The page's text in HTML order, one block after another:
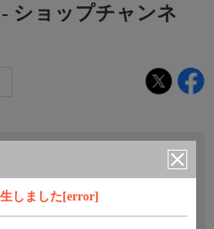
しました[error]
ショップチャンネ
ピン美肌メイクスペシャル